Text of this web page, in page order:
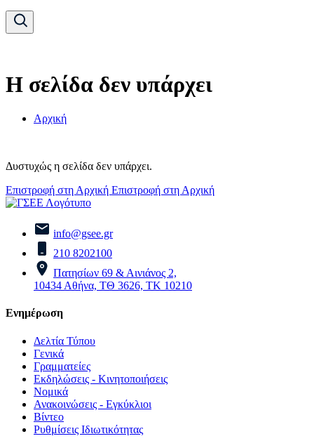
Η σελίδα δεν υπάρχει
Αρχική
Δυστυχώς η σελίδα δεν υπάρχει.
Επιστροφή στη Αρχική Επιστροφή στη Αρχική
info@gsee.gr
210 8202100
Πατησίων 69 & Αινιάνος 2,
10434 Αθήνα, ΤΘ 3626, ΤΚ 10210
Ενημέρωση
Δελτία Τύπου
Γενικά
Γραμματείες
Εκδηλώσεις - Κινητοποιήσεις
Νομικά
Ανακοινώσεις - Εγκύκλιοι
Βίντεο
Ρυθμίσεις Ιδιωτικότητας